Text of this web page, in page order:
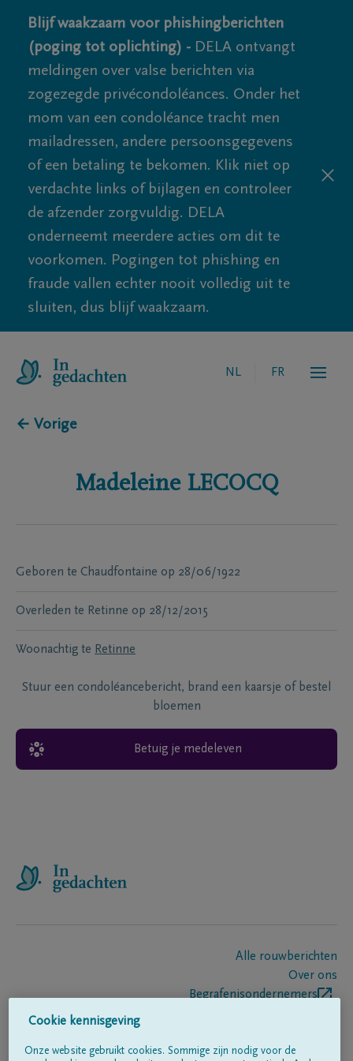
Blijf waakzaam voor phishingberichten
(poging tot oplichting) - DELA ontvangt
meldingen over valse berichten via
zogezegde privécondoléances. Onder het
mom van een condoléance tracht men
mailadressen, andere persoonsgegevens
of een betaling te bekomen. Klik niet op
verdachte links of bijlagen en controleer
de afzender zorgvuldig. DELA
onderneemt meerdere acties om dit te
voorkomen. Pogingen tot phishing en
fraude vallen echter nooit volledig uit te
sluiten, dus blijf waakzaam.
NL FR
← Vorige
Madeleine LECOCQ
Geboren te Chaudfontaine op 28/06/1922
Overleden te Retinne op 28/12/2015
Woonachtig te Retinne
Stuur een condoléancebericht, brand een kaarsje of bestel
bloemen
Betuig je medeleven
Alle rouwberichten
Over ons
Begrafenisondernemers
Cookie kennisgeving
Onze website gebruikt cookies. Sommige zijn nodig voor de